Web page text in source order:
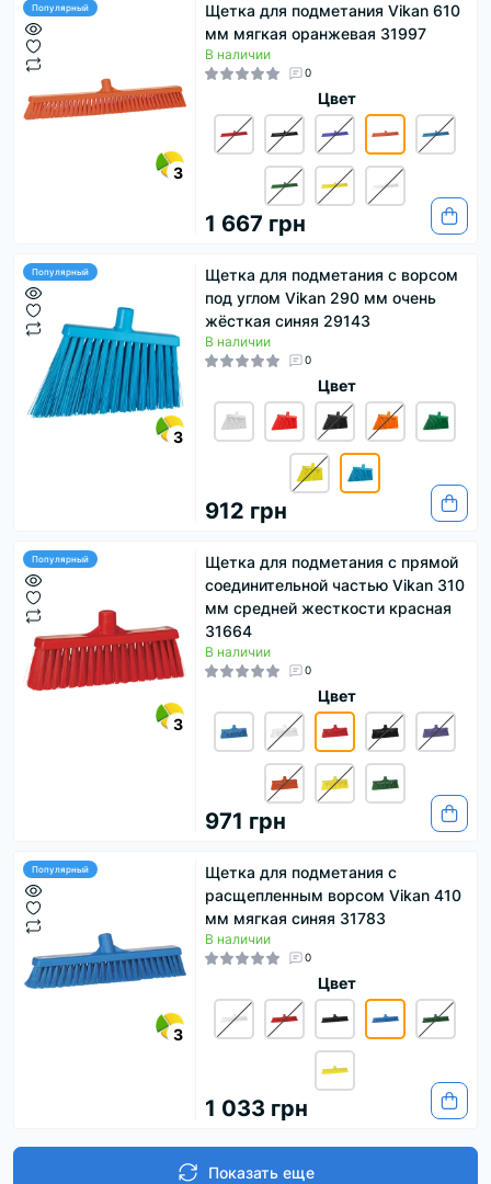
Популярный
3
Щетка для подметания Vikan 610
мм мягкая оранжевая 31997
В наличии
0
Цвет
1 667 грн
Популярный
3
Щетка для подметания с ворсом
под углом Vikan 290 мм очень
жёсткая синяя 29143
В наличии
0
Цвет
912 грн
Популярный
3
Щетка для подметания с прямой
соединительной частью Vikan 310
мм средней жесткости красная
31664
В наличии
0
Цвет
971 грн
Популярный
3
Щетка для подметания с
расщепленным ворсом Vikan 410
мм мягкая синяя 31783
В наличии
0
Цвет
1 033 грн
Показать еще